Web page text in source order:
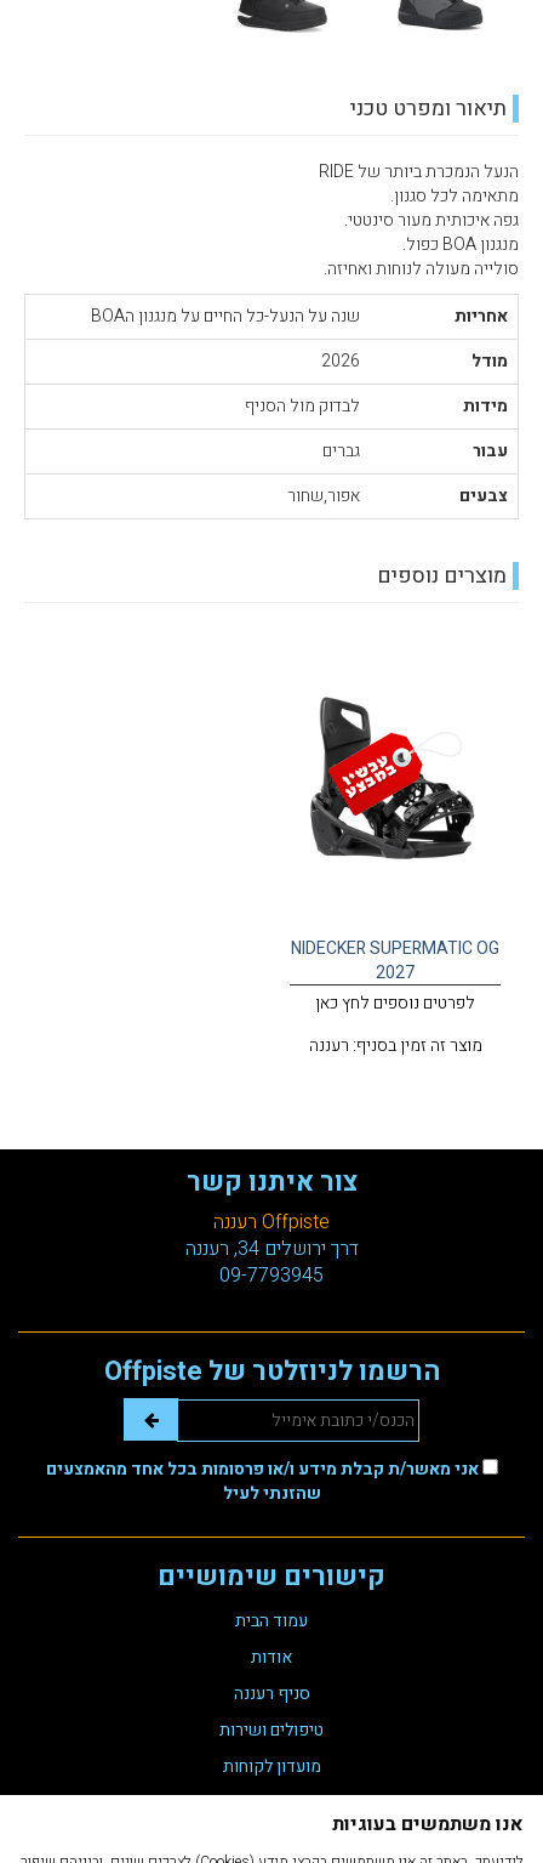
אנו משתמשים בעוגיות
תיאור ומפרט טכני
הנעל הנמכרת ביותר של RIDE
מתאימה לכל סגנון.
גפה איכותית מעור סינטטי.
מנגנון BOA כפול.
סולייה מעולה לנוחות ואחיזה.
אחריות
שנה על הנעל-כל החיים על מנגנון הBOA
מודל
2026
מידות
לבדוק מול הסניף
עבור
גברים
צבעים
אפור,שחור
מוצרים נוספים
NIDECKER SUPERMATIC OG
2027
לפרטים נוספים לחץ כאן
מוצר זה זמין בסניף: רעננה
קישורים שימושיים
עמוד הבית
אודות
סניף רעננה
טיפולים ושירות
מועדון לקוחות
צור קשר
הרשמו לניוזלטר של Offpiste
אני מאשר/ת קבלת מידע ו/או פרסומות בכל אחד מהאמצעים
שהזנתי לעיל
צור איתנו קשר
Offpiste רעננה
דרך ירושלים 34, רעננה
09-7793945